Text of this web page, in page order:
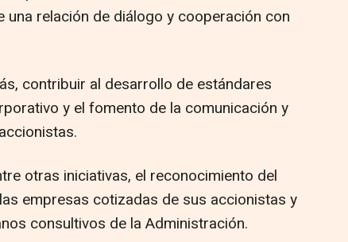
una relación de diálogo y cooperación con
contribuir al desarrollo de estándares
y el fomento de la comunicación y
otras iniciativas, el reconocimiento del
empresas cotizadas de sus accionistas y
consultivos de la Administración.